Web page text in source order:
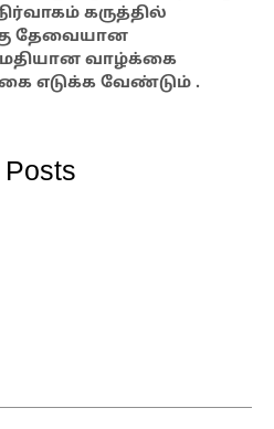
கருத்தில்
தேவையான
வாழ்க்கை
எடுக்க வேண்டும் .